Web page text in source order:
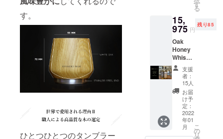
す。
ひとつひとつのタンブラー
援者様
への発
れる場
合がご
ざいま
す。予
めご了
承くだ
さい。
■AMAH
AGAN
Edition
No.1 販
売価格
りま
す。 ※
支援者
様の数
が予想
より大
幅に上
回って
しまっ
た場
合、職
人によ
り手作
業で一
つ一つ
しま
一般販
売予定
価格
17,400
円より
26％オ
フ。 ※
価格は
消費
税、送
料込み
となり
ます。
※支援者
様の数
す
る
15,
975 円
残り85
Oak
Honey
Whiske
y
Tumble
r 1個
AMAH
AGAN
Edition
No.1+A
MAHA
GAN
Edition
支援
者：
15人
お届
け予
定：
2022
年01
月
こ
の
リ